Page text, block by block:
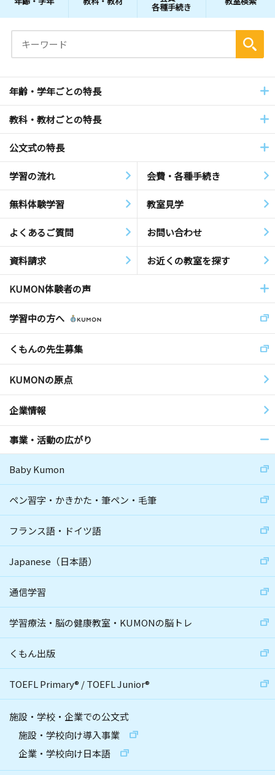
各種手続き
年齢・学年ごとの特長
教科・教材ごとの特長
公文式の特長
学習の流れ 会費・各種手続き
無料体験学習 教室見学
よくあるご質問 お問い合わせ
資料請求 お近くの教室を探す
KUMON体験者の声
学習中の方へ
くもんの先生募集
KUMONの原点
企業情報
事業・活動の広がり
Baby Kumon
ペン習字・かきかた・筆ペン・毛筆
フランス語・ドイツ語
Japanese（日本語）
通信学習
学習療法・脳の健康教室・KUMONの脳トレ
くもん出版
TOEFL Primary® /TOEFL Junior®
施設・学校・企業での公文式
施設・学校向け導入事業
企業・学校向け日本語